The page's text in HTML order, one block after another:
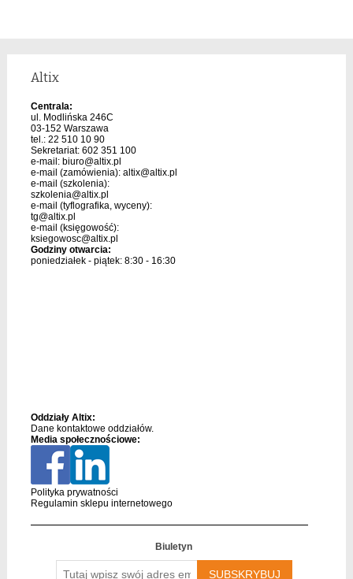
Altix
Centrala:
ul. Modlińska 246C
03-152 Warszawa
tel.: 22 510 10 90
Sekretariat: 602 351 100
e-mail: biuro@altix.pl
e-mail (zamówienia): altix@altix.pl
e-mail (szkolenia):
szkolenia@altix.pl
e-mail (tyflografika, wyceny):
tg@altix.pl
e-mail (księgowość):
ksiegowosc@altix.pl
Godziny otwarcia:
poniedziałek - piątek: 8:30 - 16:30
Oddziały Altix:
Dane kontaktowe oddziałów.
Media społecznościowe:
Polityka prywatności
Regulamin sklepu internetowego
Biuletyn
wpisz